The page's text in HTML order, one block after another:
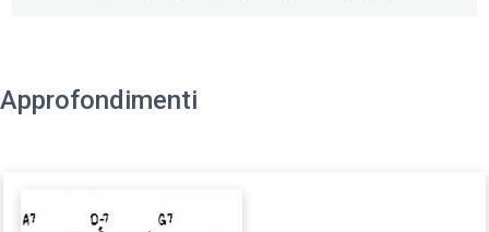
Approfondimenti